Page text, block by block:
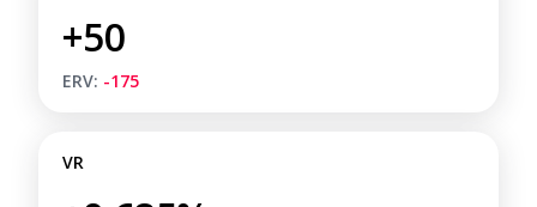
+50
ERV: -175
VR